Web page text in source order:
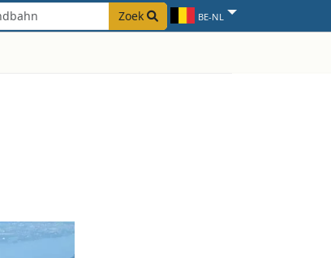
Zoek BE-NL